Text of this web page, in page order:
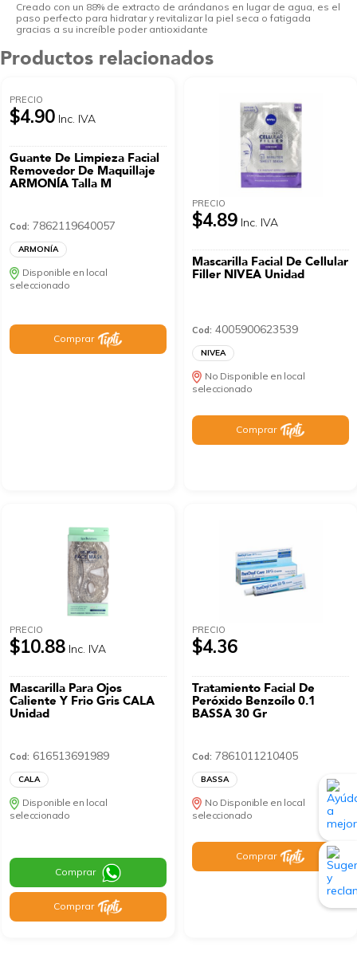
Creado con un 88% de extracto de arándanos en lugar de agua, es el
paso perfecto para hidratar y revitalizar la piel seca o fatigada
gracias a su increíble poder antioxidante
Productos relacionados
PRECIO
$4.90 Inc. IVA
Guante De Limpieza Facial
Removedor De Maquillaje
ARMONÍA Talla M
Cod: 7862119640057
ARMONÍA
Disponible en local
seleccionado
Comprar
PRECIO
$4.89 Inc. IVA
Mascarilla Facial De Cellular
Filler NIVEA Unidad
Cod: 4005900623539
NIVEA
No Disponible en local
seleccionado
Comprar
PRECIO
$10.88 Inc. IVA
Mascarilla Para Ojos
Caliente Y Frio Gris CALA
Unidad
Cod: 616513691989
CALA
Disponible en local
seleccionado
Comprar
Comprar
PRECIO
$4.36
Tratamiento Facial De
Peróxido Benzoílo 0.1
BASSA 30 Gr
Cod: 7861011210405
BASSA
No Disponible en local
seleccionado
Comprar